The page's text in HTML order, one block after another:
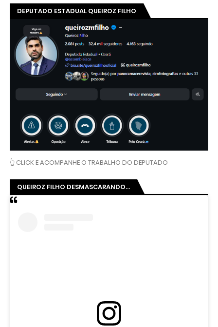
DEPUTADO ESTADUAL QUEIROZ FILHO
👆 CLICK E ACOMPANHE O TRABALHO DO DEPUTADO
QUEIROZ FILHO DESMASCARANDO...